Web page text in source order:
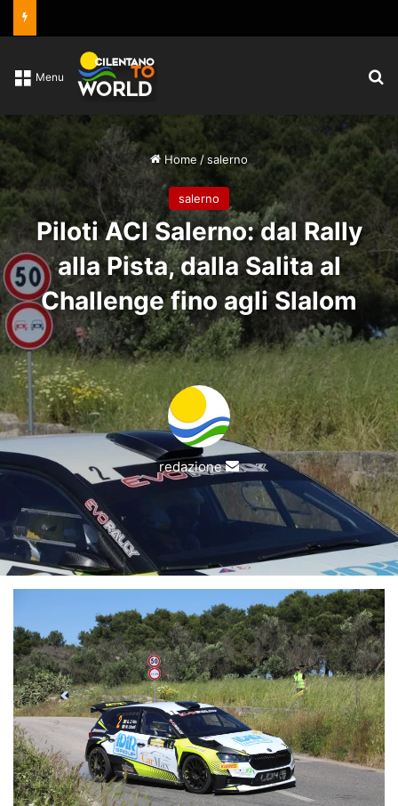
Menu
Home /salerno
salerno
Piloti ACI Salerno: dal Rally
alla Pista, dalla Salita al
Challenge fino agli Slalom
redazione
Invia
un'email